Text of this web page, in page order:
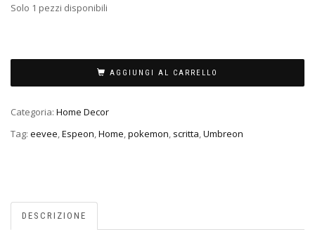
Solo 1 pezzi disponibili
AGGIUNGI AL CARRELLO
Categoria: Home Decor
Tag: eevee,Espeon,Home,pokemon, scritta,Umbreon
DESCRIZIONE